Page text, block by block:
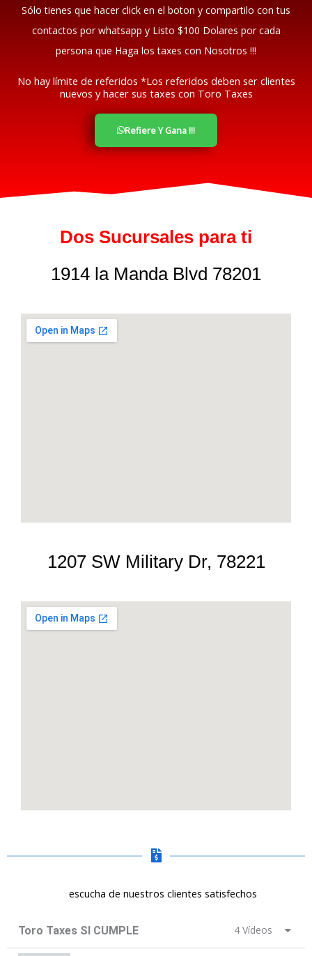
Sólo tienes que hacer click en el boton y compartilo con tus
contactos por whatsapp y Listo $100 Dolares por cada
persona que Haga los taxes con Nosotros !!!
No hay límite de referidos *Los referidos deben ser clientes
nuevos y hacer sus taxes con Toro Taxes
Refiere Y Gana !!!
Dos Sucursales para ti
1914 la Manda Blvd 78201
1207 SW Military Dr, 78221
escucha de nuestros clientes satisfechos
Toro Taxes SI CUMPLE 4 Vídeos